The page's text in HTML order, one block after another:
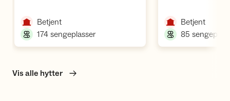
Betjent,
174 sengeplasser,
Betjent,
85
Vis alle hytter